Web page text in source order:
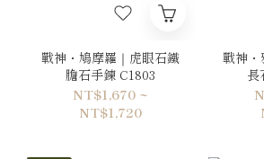
戰神・鳩摩羅｜虎眼石鐵
膽石手鍊 C1803
NT$1,670 ~
NT$1,720
戰神・
長